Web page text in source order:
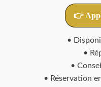
👉
•
•
•
• Réservation